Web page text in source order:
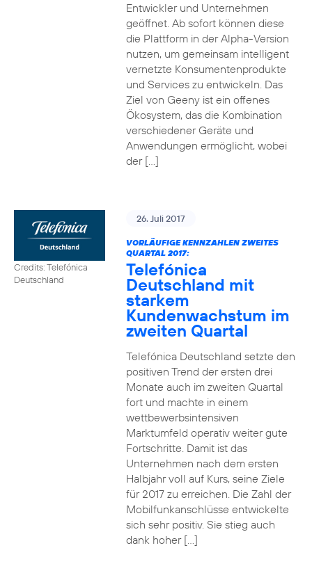
Entwickler und Unternehmen
geöffnet. Ab sofort können diese
die Plattform in der Alpha-Version
nutzen, um gemeinsam intelligent
vernetzte Konsumentenprodukte
und Services zu entwickeln. Das
Ziel von Geeny ist ein offenes
Ökosystem, das die Kombination
verschiedener Geräte und
Anwendungen ermöglicht, wobei
der […]
Credits: Telefónica
Deutschland
26. Juli 2017
VORLÄUFIGE KENNZAHLEN ZWEITES
QUARTAL 2017:
Telefónica
Deutschland mit
starkem
Kundenwachstum im
zweiten Quartal
Telefónica Deutschland setzte den
positiven Trend der ersten drei
Monate auch im zweiten Quartal
fort und machte in einem
wettbewerbsintensiven
Marktumfeld operativ weiter gute
Fortschritte. Damit ist das
Unternehmen nach dem ersten
Halbjahr voll auf Kurs, seine Ziele
für 2017 zu erreichen. Die Zahl der
Mobilfunkanschlüsse entwickelte
sich sehr positiv. Sie stieg auch
dank hoher […]